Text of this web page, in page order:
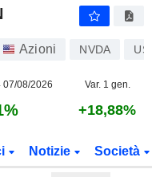
Azioni NVDA
07/08/2026 Var. 1 gen.
+18,88%
Notizie Società